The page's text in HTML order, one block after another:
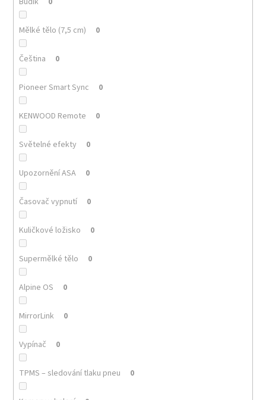
Mělké tělo (7,5 cm) 0
Čeština 0
Pioneer Smart Sync 0
KENWOOD Remote 0
Světelné efekty 0
Upozornění ASA 0
Časovač vypnutí 0
Kuličkové ložisko 0
Supermělké tělo 0
Alpine OS 0
MirrorLink 0
Vypínač 0
TPMS – sledování tlaku pneu 0